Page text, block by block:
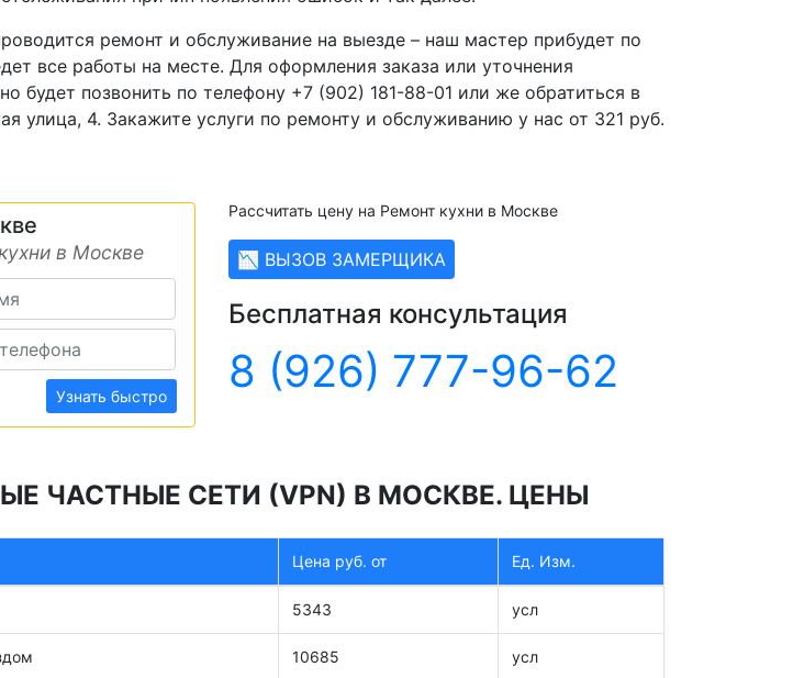
ремонт и обслуживание на выезде – наш мастер прибудет по
все работы на месте. Для оформления заказа или уточнения
будет позвонить по телефону +7 (902) 181-88-01 или же обратиться в
улица, 4. Закажите услуги по ремонту и обслуживанию у нас от 321 руб.
в Москве
Узнать быстро
Рассчитать цену на Ремонт кухни в Москве
📉 ВЫЗОВ ЗАМЕРЩИКА
Бесплатная консультация
8 (926) 777-96-62
ЧАСТНЫЕ СЕТИ (VPN) В МОСКВЕ. ЦЕНЫ
Цена руб. от Ед. Изм.
5343 усл
10685 усл